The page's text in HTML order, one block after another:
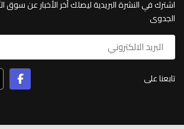
اشترك في النشرة البريدية ليصلك أخر الأخبار عن سوق
الجدوى
تابعنا على